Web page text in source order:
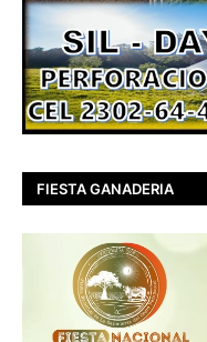
FIESTA GANADERIA